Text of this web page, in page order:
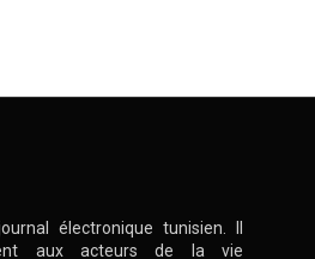
électronique tunisien. Il
aux acteurs de la vie